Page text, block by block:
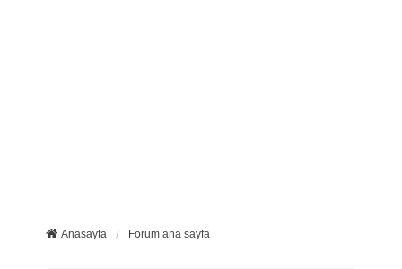
Anasayfa Forum ana sayfa